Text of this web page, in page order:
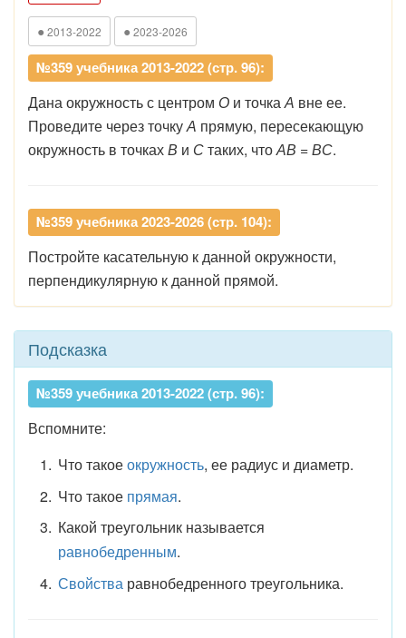
● 2013-2022 ● 2023-2026
№359 учебника 2013-2022 (стр. 96):
Дана окружность с центром О и точкаА вне ее.
Проведите через точкуА прямую, пересекающую
окружность в точкахВ и Стаких, чтоАВ = ВС.
№359 учебника 2023-2026 (стр. 104):
Постройте касательную кданной окружности,
перпендикулярную кданной прямой.
Подсказка
№359 учебника 2013-2022 (стр. 96):
Вспомните:
Что такоеокружность, ее радиус и диаметр.
Что такое прямая.
Какой треугольник называется
равнобедренным.
Свойства равнобедренного треугольника.